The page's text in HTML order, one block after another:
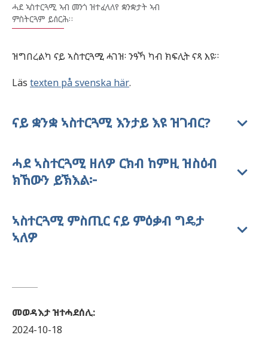
ሓደ ኣስተርጓሚ ኣብ መንጎ ዝተፈላለየ ቋንቋታት ኣብ
ምስትርጓም ይሰርሕ።
ዝግበረልካ ናይ ኣስተርጓሚ ሓገዝ፡ ንዓኻ ካብ ክፍሊት ናጻ እዩ።
Läs texten på svenska här.
ናይ ቋንቋ ኣስተርጓሚ እንታይ እዩ ዝገብር?
ሓደ ኣስተርጓሚ ዘለዎ ርክብ ከምዚ ዝስዕብ
ክኸውን ይኽእል፦
ኣስተርጓሚ ምስጢር ናይ ምዕቃብ ግዴታ
ኣለዎ
መወዳእታ ዝተሓደሰሊ:
2024-10-18